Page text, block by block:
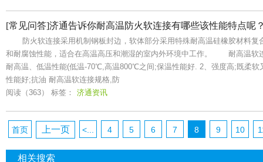
[常见问答]济通告诉你耐高温防火软连接有哪些该性能特点呢
防火软连接采用机制钢板封边，软体部分采用特殊耐高温硅橡胶材料复
和耐腐蚀性能，适合在高温高压和潮湿的室内外环境中工作。 耐高温软
耐高温、低温性能(低温-70℃,高温800℃之间;保温性能好. 2、强度高;既柔软
性能好;抗油 耐高温软连接规格,防
阅读（363） 标签： 济通资讯
首页 上一页 <... 4 5 6 7 8 9 10
相关搜索